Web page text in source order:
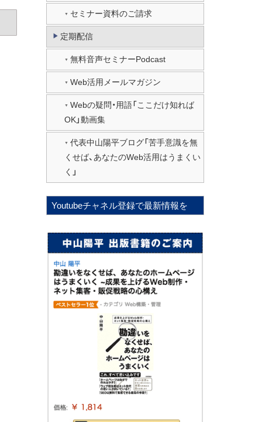
セミナー資料のご請求
定期配信
無料音声セミナーPodcast
Web活用メールマガジン
Webの疑問・用語「ここだけ知れば
OK」動画集
代表中山陽平ブログ「苦手意識を無
くせば、あなたのWeb活用はうまくい
く」
Youtubeチャネル登録で最新情報を